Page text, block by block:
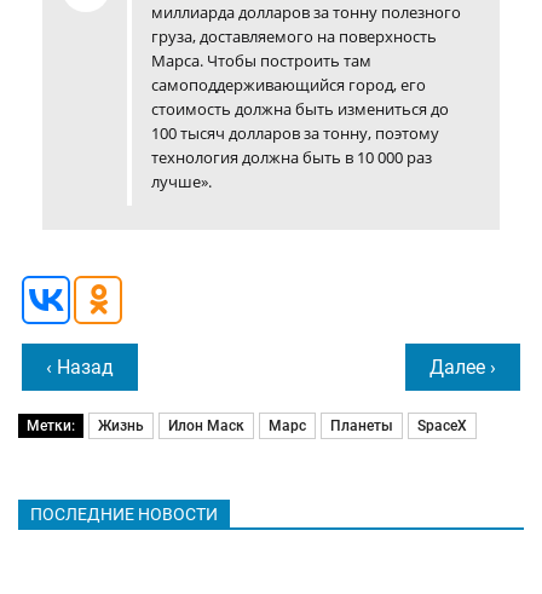
миллиарда долларов за тонну полезного
груза, доставляемого на поверхность
Марса. Чтобы построить там
самоподдерживающийся город, его
стоимость должна быть измениться до
100 тысяч долларов за тонну, поэтому
технология должна быть в 10 000 раз
лучше».
‹ Назад Далее ›
Метки: Жизнь Илон Маск Марс Планеты SpaceX
ПОСЛЕДНИЕ НОВОСТИ